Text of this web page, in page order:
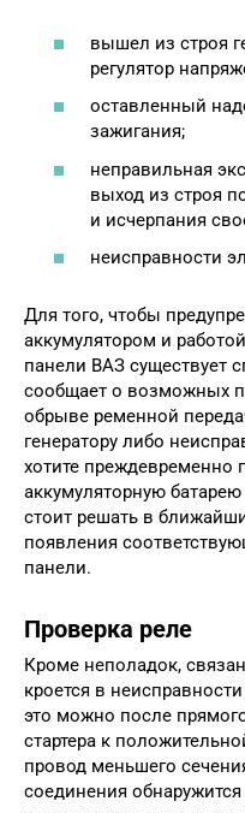
вышел из строя
регулятор
оставленный
зажигания;
неправильная
выход из строя
и исчерпания
неисправности
Для того, чтобы
аккумулятором и
панели ВАЗ существует
сообщает о возможных
обрыве ременной
генератору либо
хотите преждевременно
аккумуляторную
стоит решать в
появления
панели.
Проверка реле
Кроме неполадок,
кроется в
это можно после
стартера к
провод меньшего
соединения